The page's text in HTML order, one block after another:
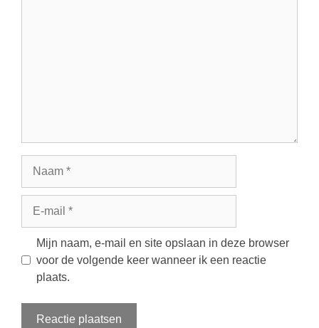
Mijn naam, e-mail en site opslaan in deze browser
voor de volgende keer wanneer ik een reactie
plaats.